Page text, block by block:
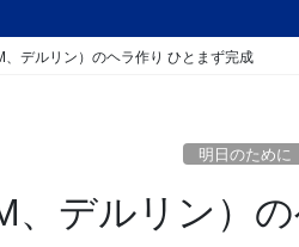
デルリン）のヘラ作り ひとまず完成
明日のために
、デルリン）